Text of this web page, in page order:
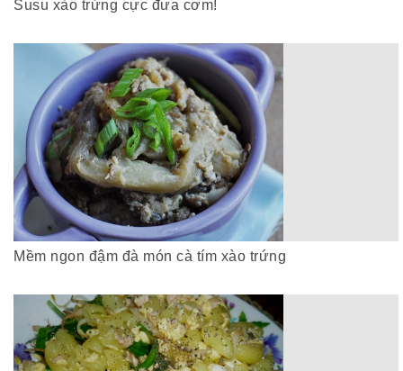
Susu xào trứng cực đưa cơm!
Mềm ngon đậm đà món cà tím xào trứng